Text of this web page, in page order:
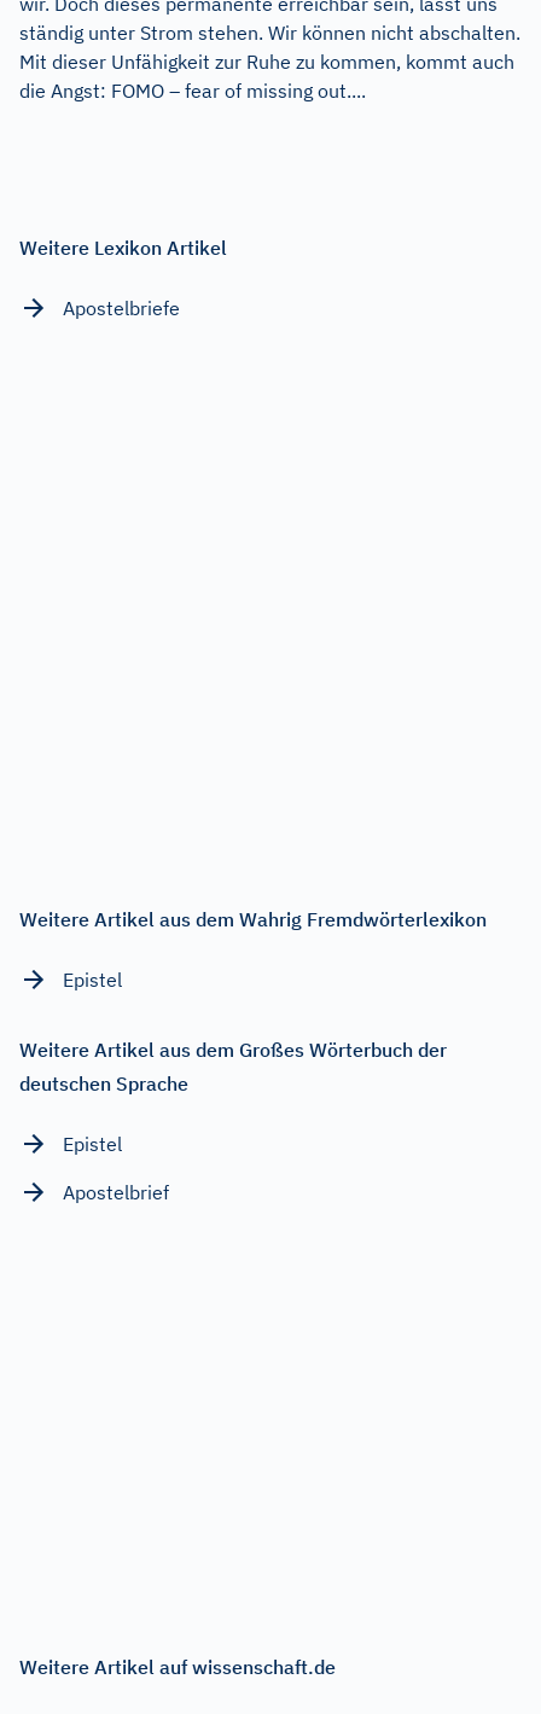
ständig unter Strom stehen. Wir können nicht abschalten.
Mit dieser Unfähigkeit zur Ruhe zu kommen, kommt auch
die Angst: FOMO – fear of missing out....
Weitere Lexikon Artikel
Apostelbriefe
Weitere Artikel aus dem Wahrig Fremdwörterlexikon
Epistel
Weitere Artikel aus dem Großes Wörterbuch der
deutschen Sprache
Epistel
Apostelbrief
Weitere Artikel auf wissenschaft.de